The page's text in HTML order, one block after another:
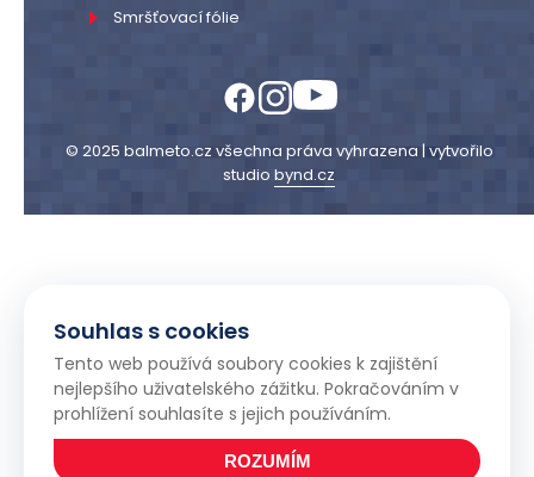
Souhlas s cookies
Tento web používá soubory cookies k zajištění
nejlepšího uživatelského zážitku. Pokračováním v
prohlížení souhlasíte s jejich používáním.
ROZUMÍM
Smršťovací fólie
© 2025 balmeto.cz všechna práva vyhrazena | vytvořilo
studio bynd.cz